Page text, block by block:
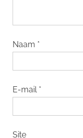
Naam *
E-mail *
Site